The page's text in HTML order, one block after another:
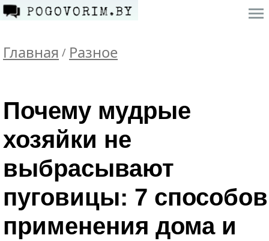
Главная / Разное
Почему мудрые
хозяйки не
выбрасывают
пуговицы: 7 способов
применения дома и